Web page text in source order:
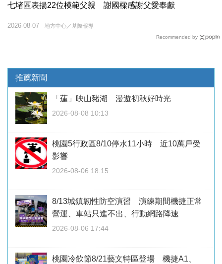
七堵區表揚22位模範父親 謝國樑感謝父愛奉獻
地方中心／基隆報導
2026-08-07
Recommended by
推薦新聞
「蓮」映山豬湖 漫遊初秋好時光
2026-08-08 10:13
桃園5行政區8/10停水11小時 近10萬戶受
影響
2026-08-06 18:15
8/13城鎮韌性防空演習 演練期間機捷正常
營運、車站只進不出、行動網路降速
2026-08-06 17:44
桃園冷飲節8/21藝文特區登場 機捷A1、